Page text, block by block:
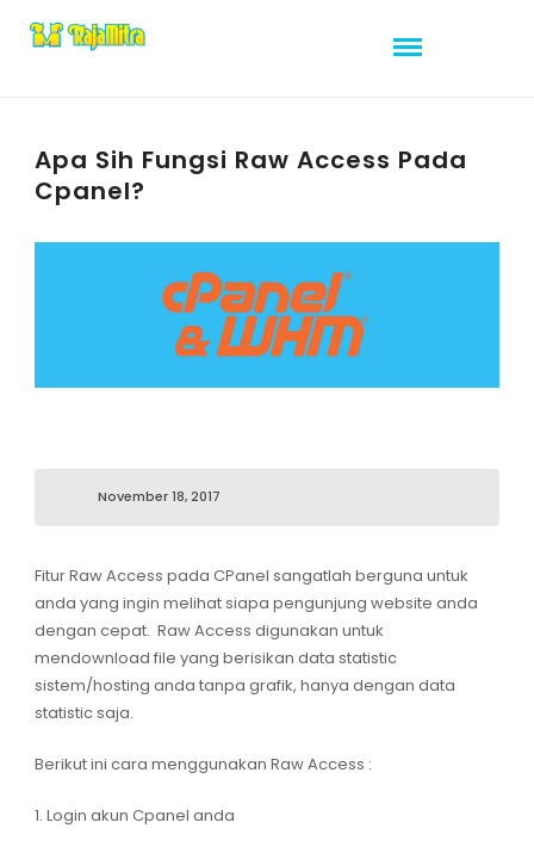
Apa Sih Fungsi Raw Access Pada
Cpanel?
November 18, 2017
Fitur Raw Access pada CPanel sangatlah berguna untuk
anda yang ingin melihat siapa pengunjung website anda
dengan cepat. Raw Access digunakan untuk
mendownload file yang berisikan data statistic
sistem/hosting anda tanpa grafik, hanya dengan data
statistic saja.
Berikut ini cara menggunakan Raw Access :
1. Login akun Cpanel anda